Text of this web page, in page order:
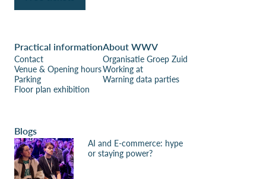
Practical information
Contact
Venue & Opening hours
Parking
Floor plan exhibition
About WWV
Organisatie Groep Zuid
Working at
Warning data parties
Blogs
AI and E-commerce: hype
or staying power?